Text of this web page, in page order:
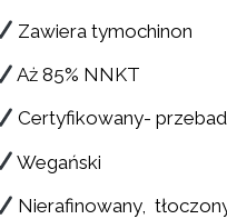
Zawiera tymochinon
Aż 85% NNKT
Certyfikowany-
Wegański
Nierafinowany,